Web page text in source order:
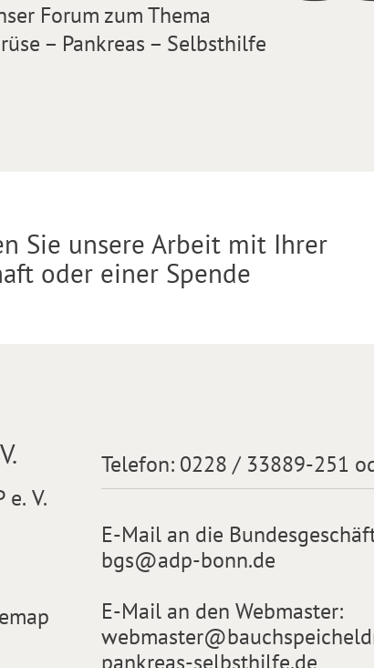
Forum zum Thema
– Pankreas – Selbsthilfe
Sie unsere Arbeit mit Ihrer
oder einer Spende
V.
Telefon: 0228 / 33889-251
E-Mail an die
bgs@adp-bonn.de
E-Mail an den Webmaster:
pankreas-selbsthilfe.de